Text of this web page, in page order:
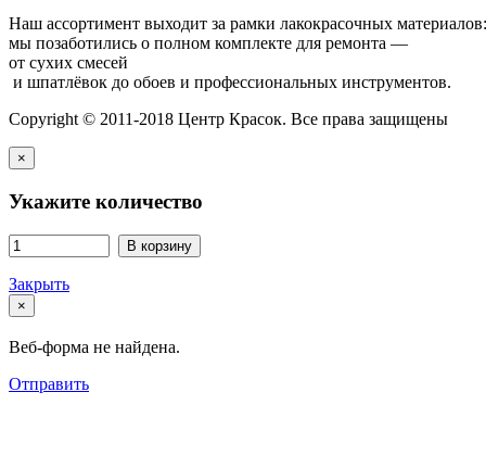
Наш ассортимент выходит за рамки лакокрасочных
мы позаботились о полном комплекте для ремонта —
от сухих смесей
и шпатлёвок до обоев и профессиональных инструментов.
Copyright © 2011-2018 Центр Красок. Все права защищены
×
Укажите количество
В корзину
Закрыть
×
Веб-форма не найдена.
Отправить